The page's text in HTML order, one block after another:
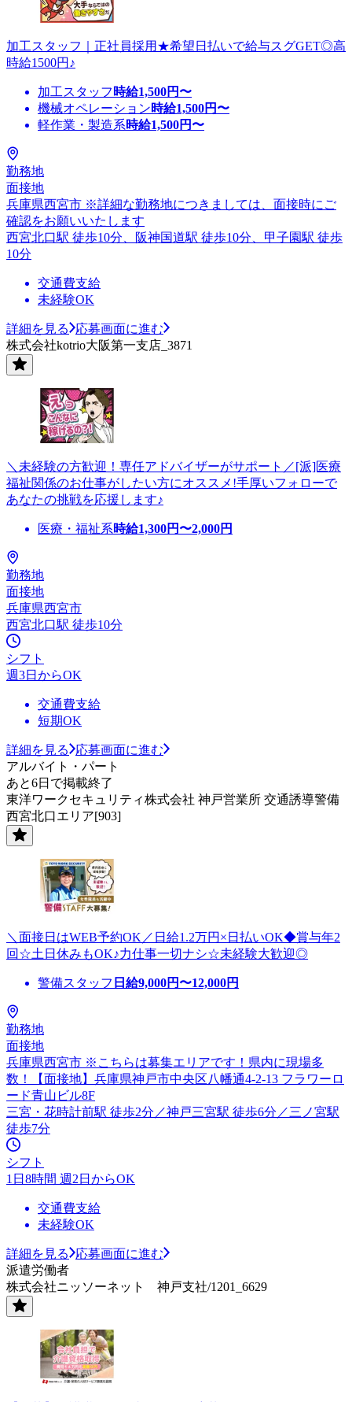
加工スタッフ｜正社員採用★希望日払いで給与スグGET◎高
時給1500円♪
加工スタッフ 時給1,500円〜
機械オペレーション時給1,500円〜
軽作業・製造系時給1,500円〜
勤務地
面接地
兵庫県西宮市 ※詳細な勤務地につきましては、面接時にご
確認をお願いいたします
西宮北口駅 徒歩10分、阪神国道駅 徒歩10分、甲子園駅 徒歩
10分
交通費支給
未経験OK
詳細を見る
応募画面に進む
株式会社kotrio大阪第一支店_3871
＼未経験の方歓迎！専任アドバイザーがサポート／[派]医療
福祉関係のお仕事がしたい方にオススメ!手厚いフォローで
あなたの挑戦を応援します♪
医療・福祉系時給1,300円〜2,000円
勤務地
面接地
兵庫県西宮市
西宮北口駅 徒歩10分
シフト
週3日からOK
交通費支給
短期OK
詳細を見る
応募画面に進む
アルバイト・パート
あと6日で掲載終了
東洋ワークセキュリティ株式会社 神戸営業所 交通誘導警備
西宮北口エリア[903]
＼面接日はWEB予約OK／日給1.2万円×日払いOK◆賞与年2
回☆土日休みもOK♪力仕事一切ナシ☆未経験大歓迎◎
警備スタッフ 日給9,000円〜12,000円
勤務地
面接地
兵庫県西宮市 ※こちらは募集エリアです！県内に現場多
数！【面接地】兵庫県神戸市中央区八幡通4-2-13 フラワーロ
ード青山ビル8F
三宮・花時計前駅 徒歩2分／神戸三宮駅 徒歩6分／三ノ宮駅
徒歩7分
シフト
1日8時間 週2日からOK
交通費支給
未経験OK
詳細を見る
応募画面に進む
派遣労働者
株式会社ニッソーネット 神戸支社/1201_6629